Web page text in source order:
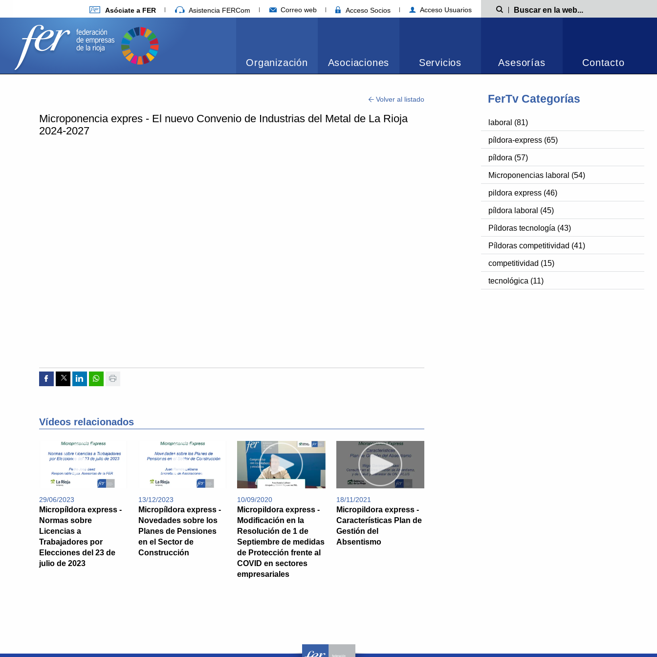
Asóciate a FER Asistencia FERCom Correo web Acceso Socios Acceso Usuarios Búsqueda
Organización Asociaciones Servicios Asesorías Contacto
FerTv Categorías
laboral (81)
píldora-express (65)
píldora (57)
Microponencias laboral (54)
pildora express (46)
píldora laboral (45)
Píldoras tecnología (43)
Píldoras competitividad (41)
competitividad (15)
tecnológica (11)
Volver al listado
Microponencia expres - El nuevo Convenio de Industrias del Metal de La Rioja
2024-2027
Compartir por Facebook
Compartir por Twitter
Compartir por Linkedin
Compartir por whatsapp
Vídeos relacionados
29/06/2023
Micropíldora express -
Normas sobre
Licencias a
Trabajadores por
Elecciones del 23 de
julio de 2023
13/12/2023
Micropíldora express -
Novedades sobre los
Planes de Pensiones
en el Sector de
Construcción
10/09/2020
Micropildora express -
Modificación en la
Resolución de 1 de
Septiembre de medidas
de Protección frente al
COVID en sectores
empresariales
18/11/2021
Micropildora express -
Características Plan de
Gestión del
Absentismo